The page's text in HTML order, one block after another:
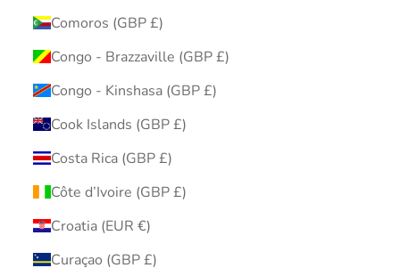
Comoros (GBP £)
Congo - Brazzaville (GBP £)
Congo - Kinshasa (GBP £)
Cook Islands (GBP £)
Costa Rica (GBP £)
Côte d’Ivoire (GBP £)
Croatia (EUR €)
Curaçao (GBP £)